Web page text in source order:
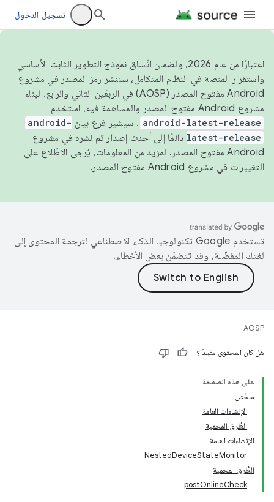
تسجيل الدخول
اعتبارًا من عام 2026، ولضمان اتّساق نموذج التطوير الثابت الأساسي
واستقرار المنصة في النظام المتكامل، سننشر رمز المصدر في مشروع
Android مفتوح المصدر (AOSP) في الربعَين الثاني والرابع. لبناء
مشروع Android مفتوح المصدر والمساهمة فيه، استخدِم
android-latest-release . سيشير فرع بيان android-
latest-release دائمًا إلى أحدث إصدار تم نشره في مشروع
Android مفتوح المصدر. لمزيد من المعلومات، يُرجى الاطّلاع على
التغييرات في مشروع Android مفتوح المصدر
.
تستخدم Google تكنولوجيا الذكاء الاصطناعي لترجمة المحتوى إلى
لغتك المفضّلة، وقد تتضمّن بعض الأخطاء.
AOSP
هل كان المحتوى مفيدًا؟
على هذه الصفحة
ملخّص
الإنشاءات العامة
الطُرق المحمية
الإنشاءات العامة
NestedDeviceStateMonitor
الطُرق المحمية
postOnlineCheck